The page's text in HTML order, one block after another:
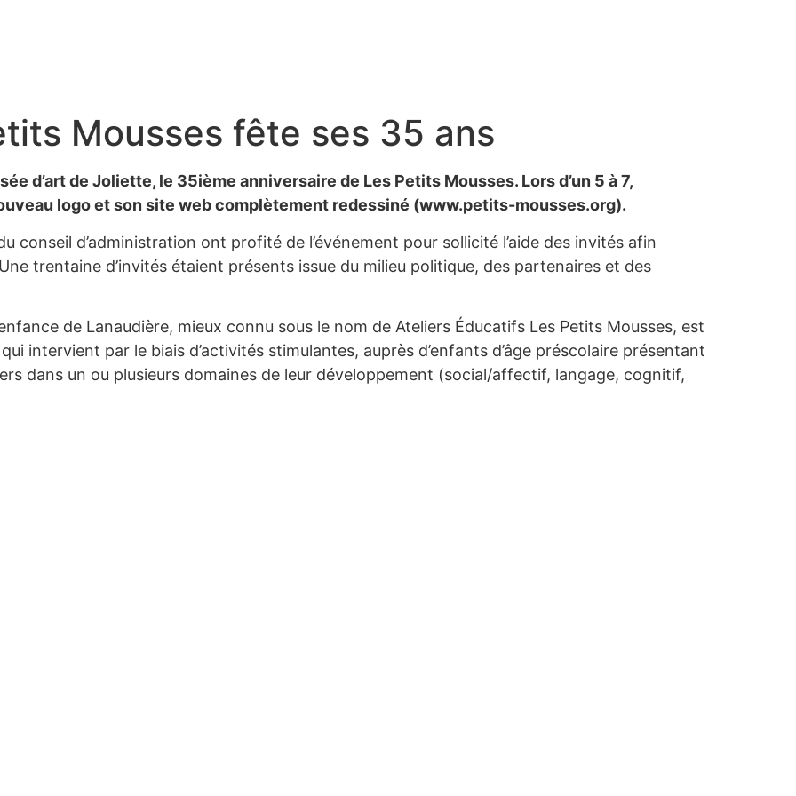
Mousses fête ses 35 ans
d’art de Joliette, le 35ième anniversaire de Les Petits Mousses. Lors d’un 5 à 7,
logo et son site web complètement redessiné (www.petits-mousses.org).
conseil d’administration ont profité de l’événement pour sollicité l’aide des invités afin
trentaine d’invités étaient présents issue du milieu politique, des partenaires et des
de Lanaudière, mieux connu sous le nom de Ateliers Éducatifs Les Petits Mousses, est
intervient par le biais d’activités stimulantes, auprès d’enfants d’âge préscolaire présentant
dans un ou plusieurs domaines de leur développement (social/affectif, langage, cognitif,